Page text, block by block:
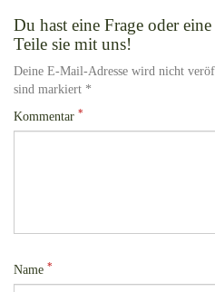
Du hast eine Frage oder
Teile sie mit uns!
Deine E-Mail-Adresse wird nicht
sind markiert *
Kommentar *
Name *